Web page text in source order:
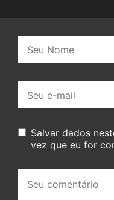
mail:
Salvar dados
vez que eu for
comentário: